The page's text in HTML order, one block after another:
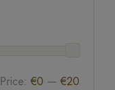
Price: €0 — €20